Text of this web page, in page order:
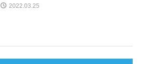
2022.03.25